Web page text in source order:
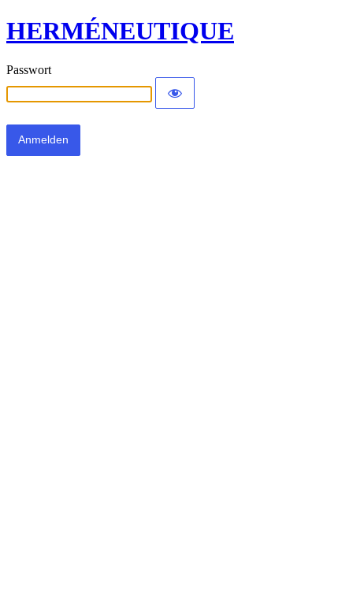
HERMÉNEUTIQUE
Passwort